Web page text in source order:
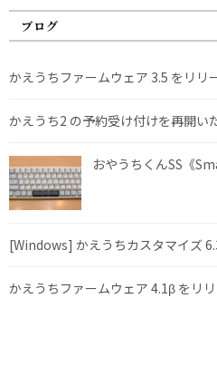
ブログ
かえうちファームウェア 3.5 をリリ
かえうち2 の予約受け付けを再開い
おやうちくんSS《
[Windows] かえうちカスタマイズ
かえうちファームウェア 4.1β をリ